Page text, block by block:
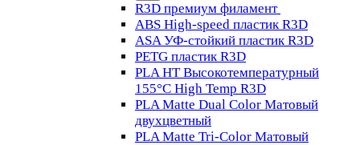
R3D премиум филамент
ABS High-speed пластик R3D
ASA УФ-стойкий пластик R3D
PETG пластик R3D
PLA HT Высокотемпературный
155°C High Temp R3D
PLA Matte Dual Color Матовый
двухцветный
PLA Matte Tri-Color Матовый